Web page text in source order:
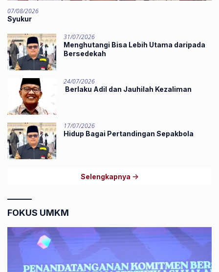
07/08/2026
Syukur
31/07/2026
Menghutangi Bisa Lebih Utama daripada
Bersedekah
24/07/2026
Berlaku Adil dan Jauhilah Kezaliman
17/07/2026
Hidup Bagai Pertandingan Sepakbola
Selengkapnya
FOKUS UMKM